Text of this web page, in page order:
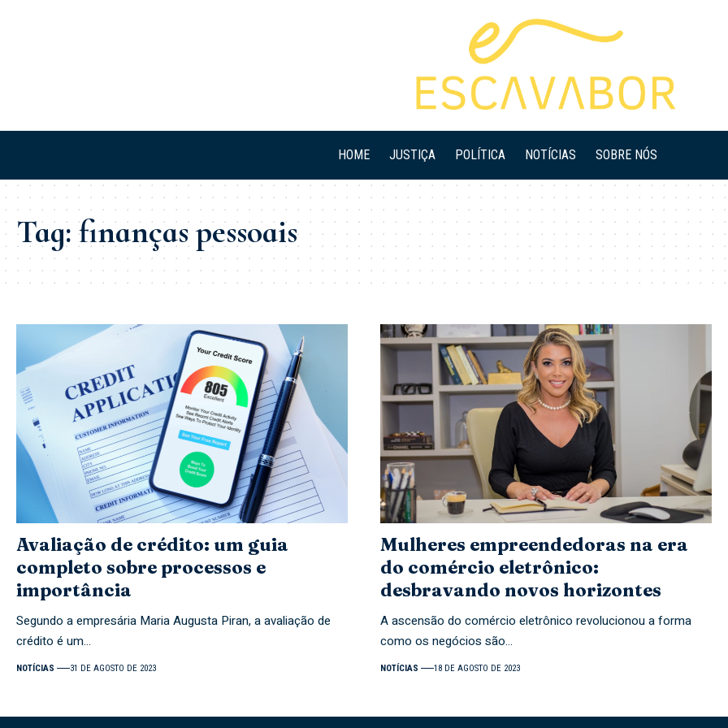
HOME JUSTIÇA POLÍTICA NOTÍCIAS SOBRE NÓS
Tag:finanças pessoais
Avaliação de crédito: um guia
completo sobre processos e
importância
Segundo a empresária Maria Augusta Piran, a avaliação de
crédito é um…
NOTÍCIAS 31 DE AGOSTO DE 2023
Mulheres empreendedoras na era
do comércio eletrônico:
desbravando novos horizontes
A ascensão do comércio eletrônico revolucionou a forma
como os negócios são…
NOTÍCIAS 18 DE AGOSTO DE 2023